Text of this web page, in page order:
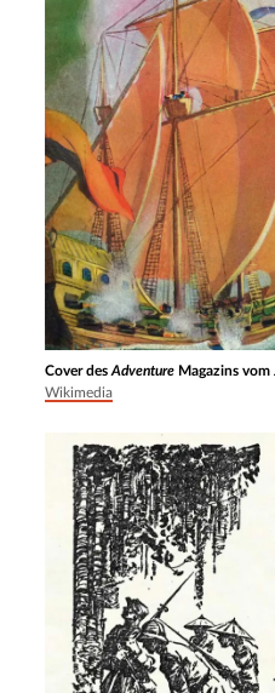
Cover desAdventure Magazins vom
Wikimedia